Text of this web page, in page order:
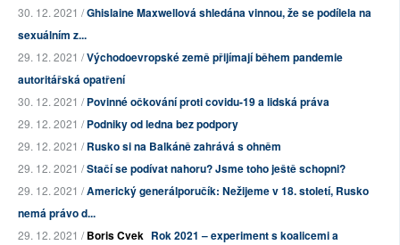
30. 12. 2021 /Ghislaine Maxwellová shledána vinnou, že se podílela na
sexuálním z...
29. 12. 2021 /Východoevropské země přijímají během pandemie
autoritářská opatření
30. 12. 2021 /Povinné očkování proti covidu-19 a lidská práva
29. 12. 2021 /Podniky od ledna bez podpory
29. 12. 2021 /Rusko si na Balkáně zahrává s ohněm
29. 12. 2021 /Stačí se podívat nahoru? Jsme toho ještě schopni?
29. 12. 2021 /Americký generálporučík: Nežijeme v 18. století, Rusko
nemá právo d...
29. 12. 2021 /Boris Cvek Rok 2021 – experiment s koalicemi a